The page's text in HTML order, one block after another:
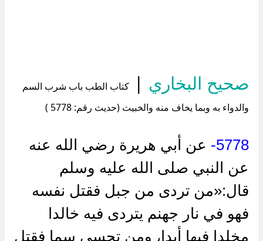
صحيح البخاري |
كتاب الطب باب شرب السم
والدواء به وبما يخاف منه والخبيث (حديث رقم: 5778 )
5778-
عن ‌أبي هريرة رضي الله عنه
عن النبي صلى الله عليه وسلم
قال:«من تردى من جبل فقتل نفسه
فهو في نار جهنم يتردى فيه خالدا
مخلدا فيها أبدا، ومن تحسى سما فقتل